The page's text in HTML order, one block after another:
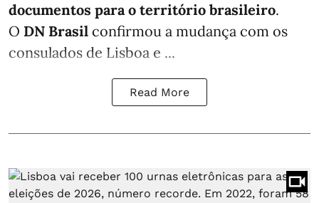
documentos para o território brasileiro.
O DN Brasil confirmou a mudança com os
consulados de Lisboa e ...
Read More